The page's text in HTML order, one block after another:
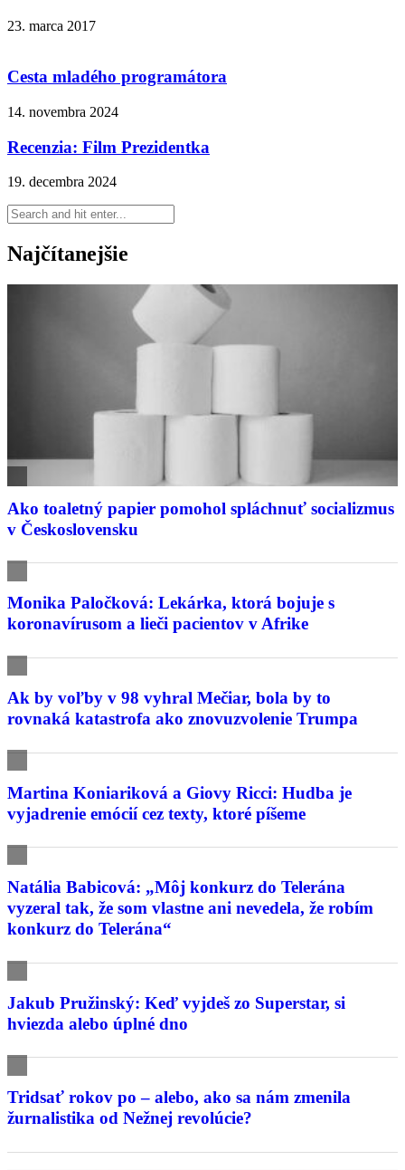
23. marca 2017
Cesta mladého programátora
14. novembra 2024
Recenzia: Film Prezidentka
19. decembra 2024
Najčítanejšie
Ako toaletný papier pomohol spláchnuť socializmus
v Československu
Monika Paločková: Lekárka, ktorá bojuje s
koronavírusom a lieči pacientov v Afrike
Ak by voľby v 98 vyhral Mečiar, bola by to
rovnaká katastrofa ako znovuzvolenie Trumpa
Martina Koniariková a Giovy Ricci: Hudba je
vyjadrenie emócií cez texty, ktoré píšeme
Natália Babicová: „Môj konkurz do Telerána
vyzeral tak, že som vlastne ani nevedela, že robím
konkurz do Telerána“
Jakub Pružinský: Keď vyjdeš zo Superstar, si
hviezda alebo úplné dno
Tridsať rokov po – alebo, ako sa nám zmenila
žurnalistika od Nežnej revolúcie?